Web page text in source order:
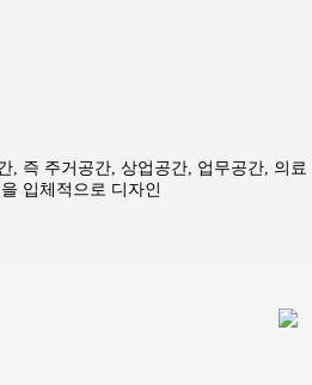
, 즉 주거공간, 상업공간, 업무공간, 의료
입체적으로 디자인